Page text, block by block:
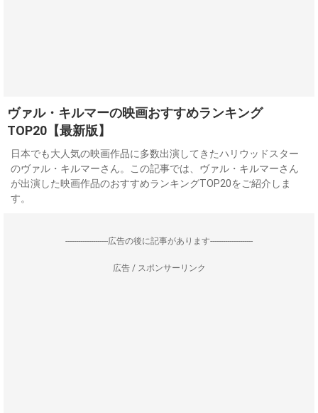
ヴァル・キルマーの映画おすすめランキング
TOP20【最新版】
日本でも大人気の映画作品に多数出演してきたハリウッドスター
のヴァル・キルマーさん。この記事では、ヴァル・キルマーさん
が出演した映画作品のおすすめランキングTOP20をご紹介しま
す。
--------------------広告の後に記事があります--------------------
広告 / スポンサーリンク